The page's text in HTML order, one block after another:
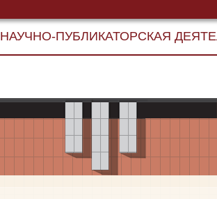
НАУЧНО-ПУБЛИКАТОРСКАЯ